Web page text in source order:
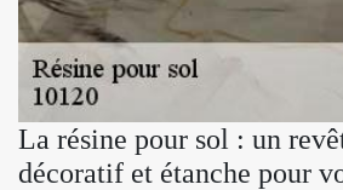
La résine pour sol : un
décoratif et étanche pour